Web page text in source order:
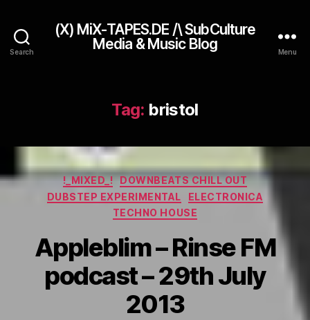
Search
(X) MiX-TAPES.DE /\ SubCulture
Media & Music Blog
Menu
Tag: bristol
Categories
!_MIXED_!
DOWNBEATS CHILL OUT
DUBSTEP EXPERIMENTAL
ELECTRONICA
TECHNO HOUSE
Appleblim – Rinse FM
podcast – 29th July
2013